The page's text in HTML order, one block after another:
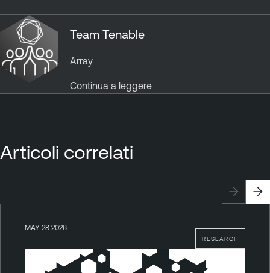
Team Tenable
Array
Continua a leggere
Articoli correlati
RESEARCH
MAY 28 2026